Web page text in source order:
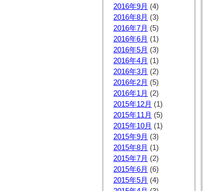
2016年9月 (4)
2016年8月 (3)
2016年7月 (5)
2016年6月 (1)
2016年5月 (3)
2016年4月 (1)
2016年3月 (2)
2016年2月 (5)
2016年1月 (2)
2015年12月 (1)
2015年11月 (5)
2015年10月 (1)
2015年9月 (3)
2015年8月 (1)
2015年7月 (2)
2015年6月 (6)
2015年5月 (4)